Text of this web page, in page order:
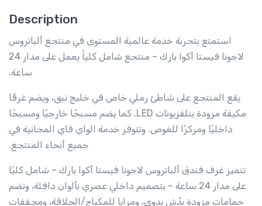
Description
استمتع بتجربة خدمة عالمية المستوى في منتجع ألباتروس
لاجونا فيستا أكوا بارك – منتجع شامل كلياً يعمل على مدار 24
ساعة.
يقع المنتجع على شاطئ رملي خاص في خليج نبق، ويضم غرفًا
مكيفة مزودة بتلفزيونات LED. كما يضم مسبحًا خارجيًا ومسبحًا
داخليًا ومركزًا للغوص. وتتوفر خدمة الواي فاي المجانية في
جميع أنحاء المنتجع.
تتميز غرف فندق ألباتروس لاجونا فيستا أكوا بارك – شامل كليًا
على مدار 24 ساعة – بتصميم داخلي عصري بألوان دافئة، وتضم
حمامات مزودة بدُش يدوي، ومرايا للمكياج/الحلاقة، ومجففات